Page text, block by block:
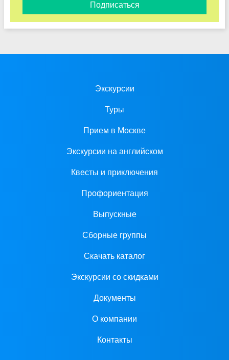
Подписаться
Экскурсии
Туры
Прием в Москве
Экскурсии на английском
Квесты и приключения
Профориентация
Выпускные
Сборные группы
Скачать каталог
Экскурсии со скидками
Документы
О компании
Контакты